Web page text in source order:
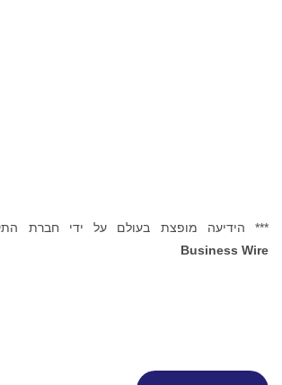
*** הידיעה מופצת בעולם על ידי חברת
Business Wire